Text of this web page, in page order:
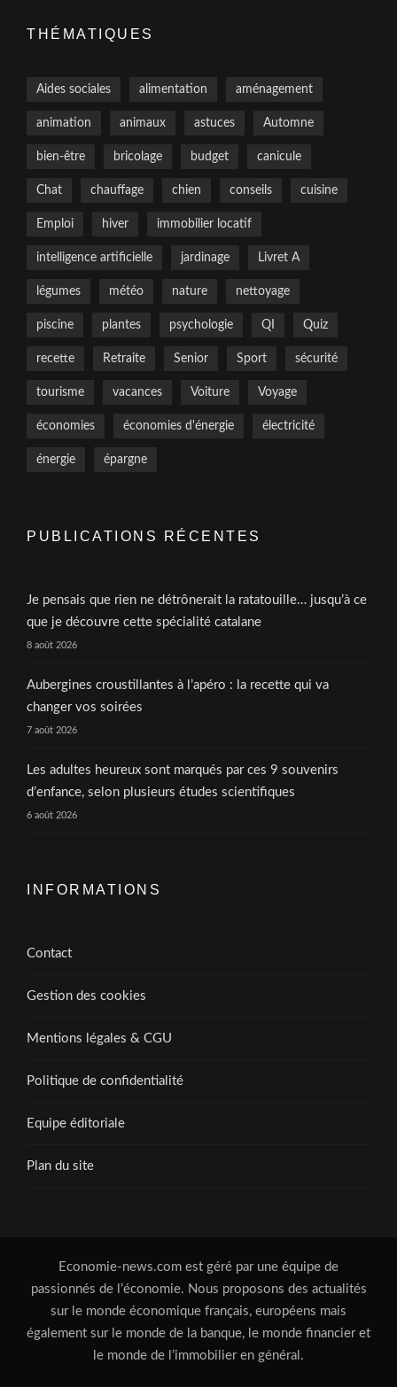
THÉMATIQUES
Aides sociales alimentation aménagement
animation animaux astuces Automne
bien-être bricolage budget canicule
Chat chauffage chien conseils cuisine
Emploi hiver immobilier locatif
intelligence artificielle jardinage Livret A
légumes météo nature nettoyage
piscine plantes psychologie QI Quiz
recette Retraite Senior Sport sécurité
tourisme vacances Voiture Voyage
économies économies d'énergie électricité
énergie épargne
PUBLICATIONS RÉCENTES
Je pensais que rien ne détrônerait la ratatouille… jusqu’à ce
que je découvre cette spécialité catalane
8 août 2026
Aubergines croustillantes à l’apéro : la recette qui va
changer vos soirées
7 août 2026
Les adultes heureux sont marqués par ces 9 souvenirs
d’enfance, selon plusieurs études scientifiques
6 août 2026
INFORMATIONS
Contact
Gestion des cookies
Mentions légales & CGU
Politique de confidentialité
Equipe éditoriale
Plan du site
Economie-news.com est géré par une équipe de
passionnés de l’économie. Nous proposons des actualités
sur le monde économique français, européens mais
également sur le monde de la banque, le monde financier et
le monde de l’immobilier en général.